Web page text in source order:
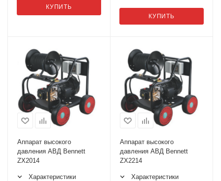
КУПИТЬ
КУПИТЬ
Аппарат высокого
давления АВД Bennett
ZX2014
Характеристики
Аппарат высокого
давления АВД Bennett
ZX2214
Характеристики